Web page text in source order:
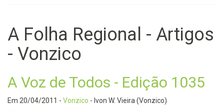
A Folha Regional - Artigos
- Vonzico
A Voz de Todos - Edição 1035
Em 20/04/2011 - Vonzico - Ivon W. Vieira (Vonzico)